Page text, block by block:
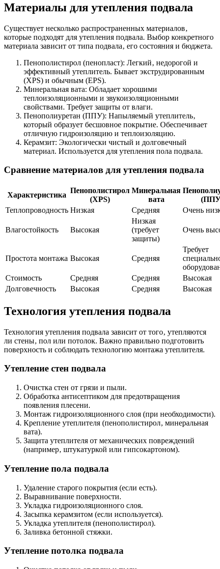
Материалы для утепления подвала
Существует несколько распространенных материалов‚
которые подходят для утепления подвала. Выбор конкретного
материала зависит от типа подвала‚ его состояния и бюджета.
Пенополистирол (пенопласт): Легкий‚ недорогой и
эффективный утеплитель. Бывает экструдированным
(XPS) и обычным (EPS).
Минеральная вата: Обладает хорошими
теплоизоляционными и звукоизоляционными
свойствами. Требует защиты от влаги.
Пенополиуретан (ППУ): Напыляемый утеплитель‚
который образует бесшовное покрытие. Обеспечивает
отличную гидроизоляцию и теплоизоляцию.
Керамзит: Экологически чистый и долговечный
материал. Используется для утепления пола подвала.
Сравнение материалов для утепления подвала
Характеристика
Пенополистирол
(XPS)
Минеральная
вата
Теплопроводность Низкая Средняя Очень
Влагостойкость Высокая
Низкая
(требует
защиты)
Очень
Простота монтажа Высокая Средняя
Требует
Стоимость
Средняя Средняя
Высокая
Долговечность
Высокая Средняя Высокая
Технология утепления подвала
Технология утепления подвала зависит от того‚ утепляются
ли стены‚ пол или потолок. Важно правильно подготовить
поверхность и соблюдать технологию монтажа утеплителя.
Утепление стен подвала
Очистка стен от грязи и пыли.
Обработка антисептиком для предотвращения
появления плесени.
Монтаж гидроизоляционного слоя (при необходимости).
Крепление утеплителя (пенополистирол‚ минеральная
вата).
Защита утеплителя от механических повреждений
(например‚ штукатуркой или гипсокартоном).
Утепление пола подвала
Удаление старого покрытия (если есть).
Выравнивание поверхности.
Укладка гидроизоляционного слоя.
Засыпка керамзитом (если используется).
Укладка утеплителя (пенополистирол).
Заливка бетонной стяжки.
Утепление потолка подвала